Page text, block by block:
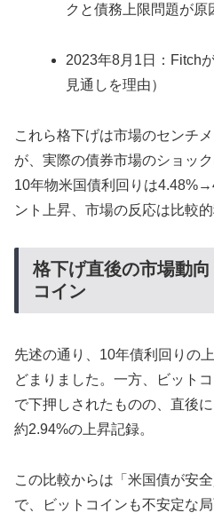
クと債務上限問題が原
2023年8月1日：Fitch
見通しを理由）
これら格下げは市場のセンチ
が、実際の債券市場のショッ
10年物米国債利回りは
ント上昇、市場の反応は比較的
格下げ直後の市場動
コイン
先述の通り、10年債利回りの
どまりました。一方、ビット
で下押しされたものの、直後
約2.94%の上昇記録。
この比較からは「米国債が安
で、ビットコインも不安定な